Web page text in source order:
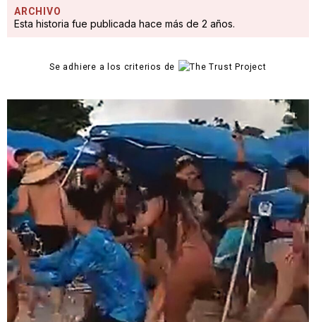
ARCHIVO
Esta historia fue publicada hace más de 2 años.
Se adhiere a los criterios de